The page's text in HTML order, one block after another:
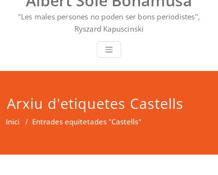
"Les males persones no poden ser bons periodistes",
Ryszard Kapuscinski
Arxiu d'etiquetes Castells
Inici / Entrades equitetades "Castells"